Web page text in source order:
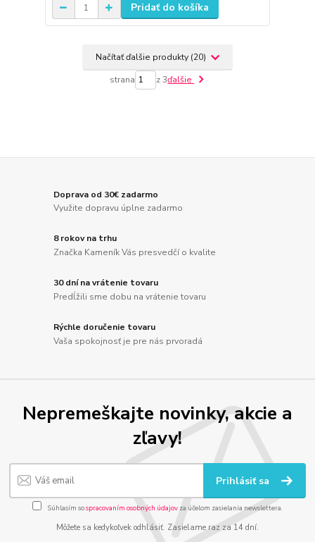
Pridať do košíka
Načítať ďalšie produkty (20)
strana z 3ďalšie
Doprava od 30€ zadarmo
Využite dopravu úplne zadarmo
8 rokov na trhu
Značka Kameník Vás presvedčí o kvalite
30 dní na vrátenie tovaru
Predĺžili sme dobu na vrátenie tovaru
Rýchle doručenie tovaru
Vaša spokojnosť je pre nás prvoradá
Nepremeškajte novinky, akcie a
zľavy!
Prihlásiť sa
Súhlasím sospracovaním osobných údajov za účelom zasielania newslettera.
Môžete sa kedykoľvek odhlásiť. Zasielame raz za 14 dní.